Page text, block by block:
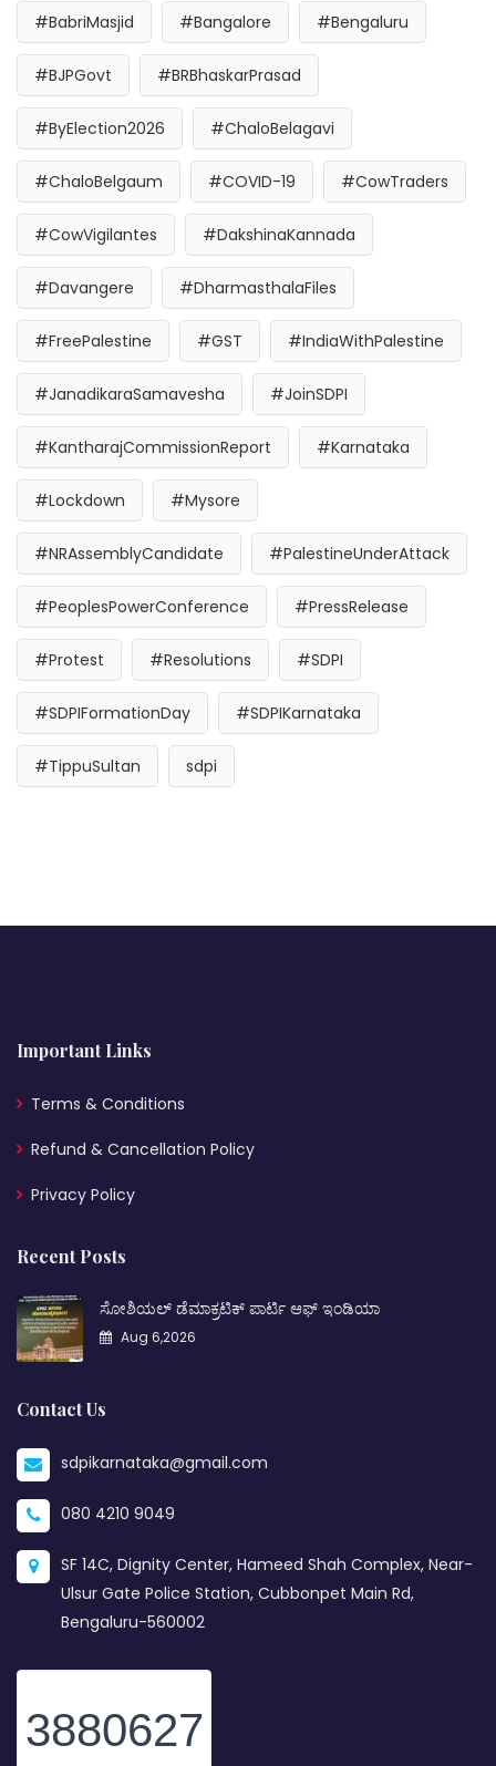
#BabriMasjid #Bangalore #Bengaluru
#BJPGovt #BRBhaskarPrasad
#ByElection2026 #ChaloBelagavi
#ChaloBelgaum #COVID-19 #CowTraders
#CowVigilantes #DakshinaKannada
#Davangere #DharmasthalaFiles
#FreePalestine #GST #IndiaWithPalestine
#JanadikaraSamavesha #JoinSDPI
#KantharajCommissionReport #Karnataka
#Lockdown #Mysore
#NRAssemblyCandidate #PalestineUnderAttack
#PeoplesPowerConference #PressRelease
#Protest #Resolutions #SDPI
#SDPIFormationDay #SDPIKarnataka
#TippuSultan sdpi
Important Links
Terms & Conditions
Refund & Cancellation Policy
Privacy Policy
Recent Posts
ಸೋಶಿಯಲ್ ಡೆಮಾಕ್ರಟಿಕ್ ಪಾರ್ಟಿ ಆಫ್ ಇಂಡಿಯಾ
Aug 6,2026
Contact Us
sdpikarnataka@gmail.com
080 4210 9049
SF 14C, Dignity Center, Hameed Shah Complex, Near-
Ulsur Gate Police Station, Cubbonpet Main Rd,
Bengaluru-560002
3880627